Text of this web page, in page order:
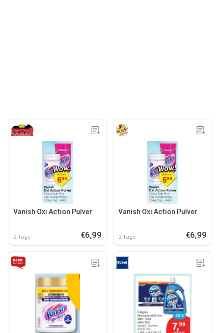
Vanish Oxi Action Pulver
2 Tage €6,99
Vanish Oxi Action Pulver
2 Tage €6,99